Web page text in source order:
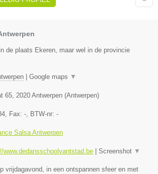
de plaats Ekeren, maar wel in de provincie
Google maps ▼
65, 2020 Antwerpen (Antwerpen)
, Fax: -, BTW-nr: -
Salsa Antwerpen
www.dedansschoolvantstad.be Screenshot ▼
vrijdagavond, in een ontspannen sfeer en met